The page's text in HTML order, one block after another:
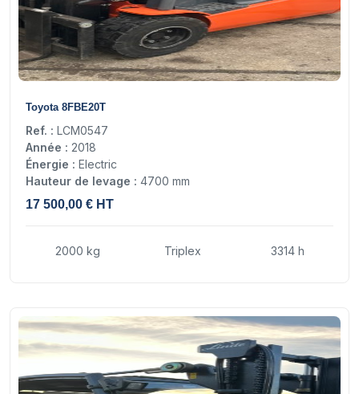
Toyota 8FBE20T
Ref. : LCM0547
Année : 2018
Énergie : Electric
Hauteur de levage : 4700 mm
17 500,00 € HT
2000 kg Triplex 3314 h